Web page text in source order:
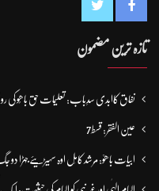
تازہ ترین مضمون
نفاق کاابدی سدِباب: تعلیمات حق باھُو کی
عین الفقر: قسط7
ابیات باھوؒ: مُرشد کامِل اوہ سہیڑیئے جہڑا